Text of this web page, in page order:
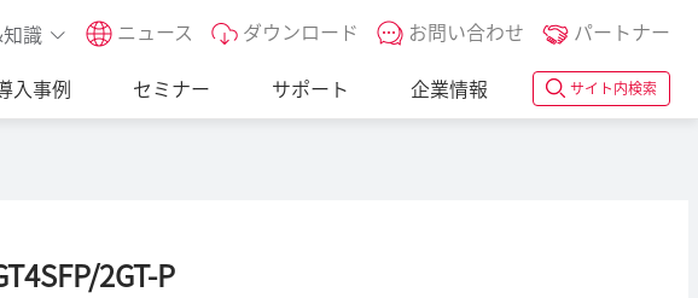
識 ニュース ダウンロード お問い合わせ
パートナー
入事例 セミナー サポート 企業情報 サイト内検索
2GT-P